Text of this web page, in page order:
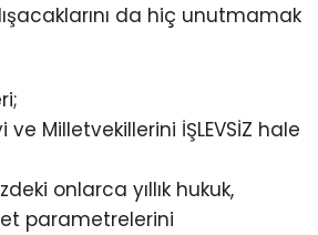
da hiç unutmamak
ve Milletvekillerini İŞLEVSİZ hale
onlarca yıllık hukuk,
parametrelerini